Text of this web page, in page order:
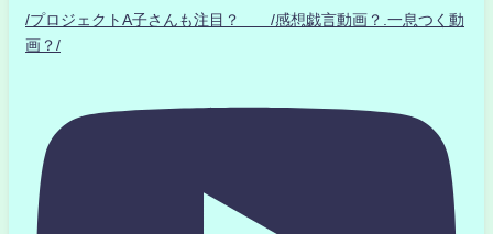
/プロジェクトA子さんも注目？ /感想戯言動画？.一息つく動
画？/